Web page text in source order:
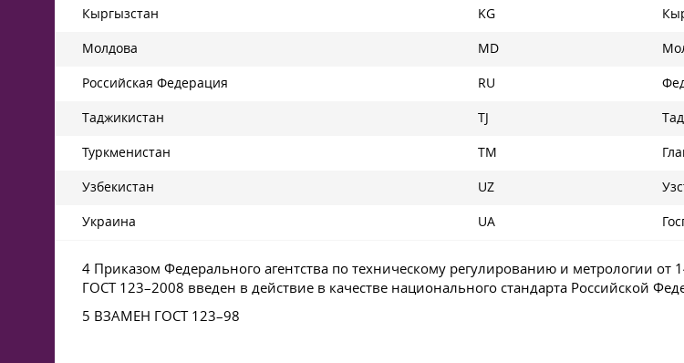
Кыргызстан KG
Молдова MD
Российская Федерация RU
Таджикистан TJ
Туркменистан TM
Узбекистан UZ
Украина UA
4 Приказом Федерального агентства по техническому регулированию и метрологии от
ГОСТ 123–2008 введен в действие в качестве национального стандарта Российской
5 ВЗАМЕН ГОСТ 123–98